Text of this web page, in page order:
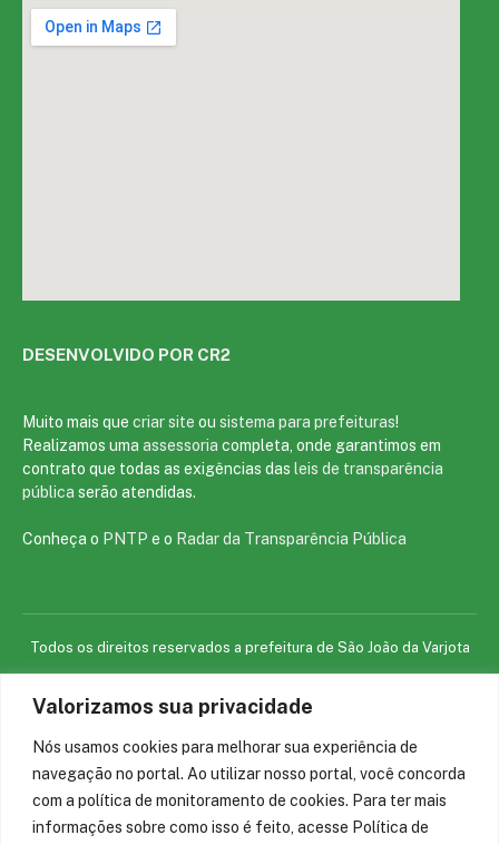
Valorizamos sua privacidade
Nós usamos cookies para melhorar sua experiência de
navegação no portal. Ao utilizar nosso portal, você concorda
com a política de monitoramento de cookies. Para ter mais
informações sobre como isso é feito, acesse Política de
DESENVOLVIDO POR CR2
Muito mais que criar site ou sistema para prefeituras!
Realizamos uma assessoria completa, onde garantimos em
contrato que todas as exigências das leis de transparência
pública serão atendidas.
Conheça o PNTP e o Radar da Transparência Pública
Todos os direitos reservados a prefeitura de São João da Varjota
Mapa do Site
Acessar Área Administrativa